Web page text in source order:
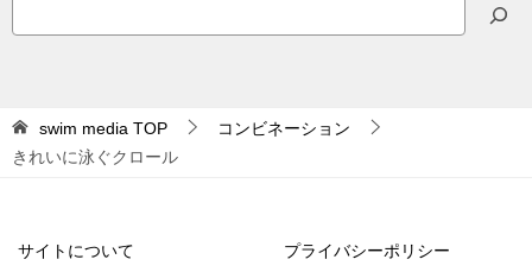
索
swim media TOP
コンビネーション
きれいに泳ぐクロール
サイトについて プライバシーポリシー